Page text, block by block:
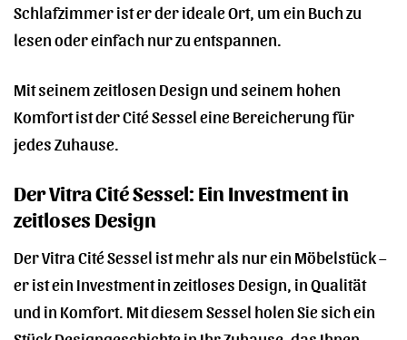
Schlafzimmer ist er der ideale Ort, um ein Buch zu
lesen oder einfach nur zu entspannen.
Mit seinem zeitlosen Design und seinem hohen
Komfort ist der Cité Sessel eine Bereicherung für
jedes Zuhause.
Der Vitra Cité Sessel: Ein Investment in
zeitloses Design
Der Vitra Cité Sessel ist mehr als nur ein Möbelstück –
er ist ein Investment in zeitloses Design, in Qualität
und in Komfort. Mit diesem Sessel holen Sie sich ein